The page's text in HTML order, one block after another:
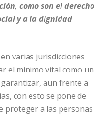
como son el derecho
y a la dignidad
varias jurisdicciones
el mínimo vital como un
aun frente a
con esto se pone de
proteger a las personas